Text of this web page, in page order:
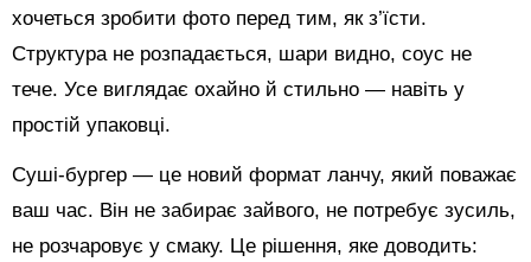
хочеться зробити фото перед тим, як з’їсти.
Структура не розпадається, шари видно, соус не
тече. Усе виглядає охайно й стильно — навіть у
простій упаковці.
Суші-бургер — це новий формат ланчу, який поважає
ваш час. Він не забирає зайвого, не потребує зусиль,
не розчаровує у смаку. Це рішення, яке доводить: